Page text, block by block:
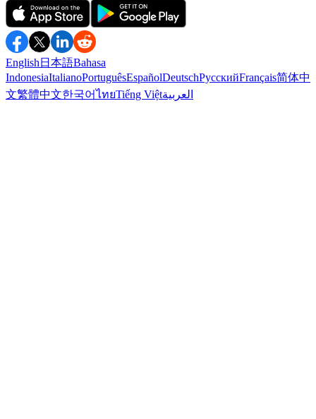
English 日本語Bahasa
IndonesiaItalianoPortuguêsEspañolDeutschРусскийFrançais简体中
文繁體中文한국어ไทยTiếng Việtالعربية